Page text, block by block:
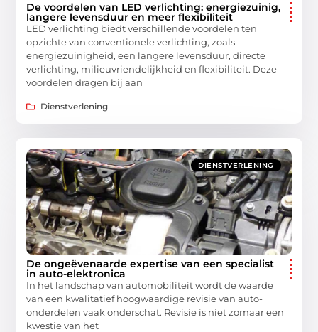
De voordelen van LED verlichting: energiezuinig,
langere levensduur en meer flexibiliteit
LED verlichting biedt verschillende voordelen ten
opzichte van conventionele verlichting, zoals
energiezuinigheid, een langere levensduur, directe
verlichting, milieuvriendelijkheid en flexibiliteit. Deze
voordelen dragen bij aan
Dienstverlening
DIENSTVERLENING
De ongeëvenaarde expertise van een specialist
in auto-elektronica
In het landschap van automobiliteit wordt de waarde
van een kwalitatief hoogwaardige revisie van auto-
onderdelen vaak onderschat. Revisie is niet zomaar een
kwestie van het